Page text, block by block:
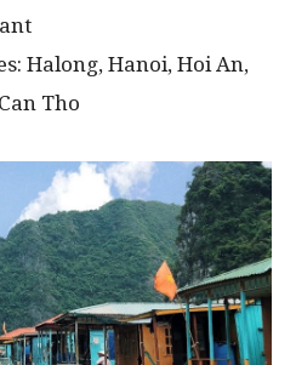
Halong, Hanoi, Hoi An,
Tho